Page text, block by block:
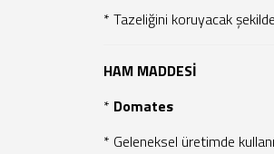
* Tazeliğini koruyacak şekilde
HAM MADDESİ
* Domates
* Geleneksel üretimde